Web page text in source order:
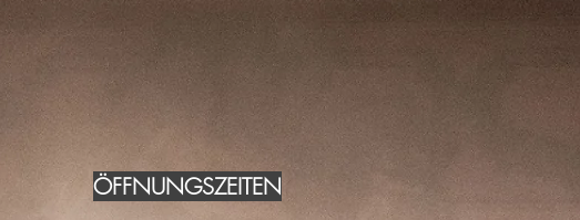
ÖFFNUNGSZEITEN